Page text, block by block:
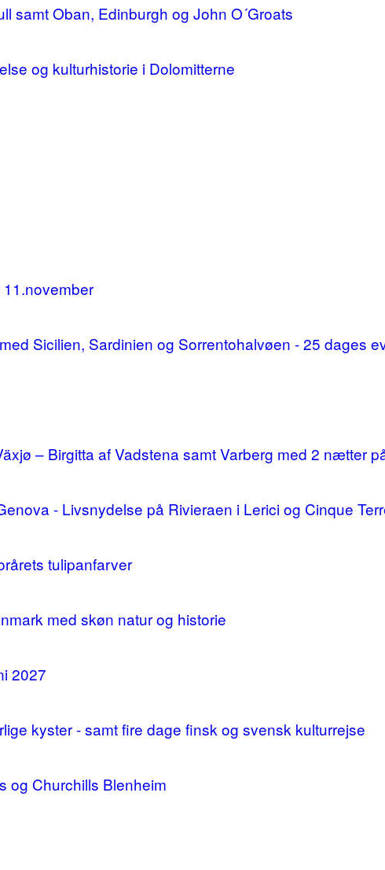
samt Oban, Edinburgh og John O´Groats
og kulturhistorie i Dolomitterne
Sicilien, Sardinien og Sorrentohalvøen - 25 dages
– Birgitta af Vadstena samt Varberg med 2 nætter
- Livsnydelse på Rivieraen i Lerici og Cinque
tulipanfarver
med skøn natur og historie
2027
kyster - samt fire dage finsk og svensk kulturrejse
og Churchills Blenheim